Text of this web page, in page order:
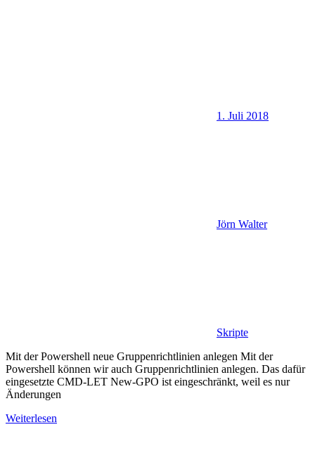
1. Juli 2018
Jörn Walter
Skripte
Mit der Powershell neue Gruppenrichtlinien anlegen Mit der
Powershell können wir auch Gruppenrichtlinien anlegen. Das dafür
eingesetzte CMD-LET New-GPO ist eingeschränkt, weil es nur
Änderungen
Weiterlesen